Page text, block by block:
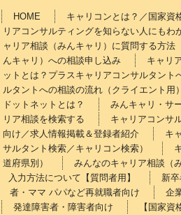
HOME
キャリコンとは？／国家資
リアコンサルティングを知らない人にもわ
ャリア相談（みんキャリ）に質問する方法
んキャリ）への相談申し込み
キャリ
ットとは？プラスキャリアコンサルタント
ルタントへの相談の流れ（クライエント用）
ドットネットとは？
みんキャリ・サ
リア相談を検索する
キャリアコンサ
向け／求人情報掲載＆登録者紹介
キ
サルタント検索／キャリコン検索）
道府県別）
みんなのキャリア相談（
入力方法について【質問者用】
新
者・ママ パパなど再就職者向け
企
発達障害者・障害者向け
【国家